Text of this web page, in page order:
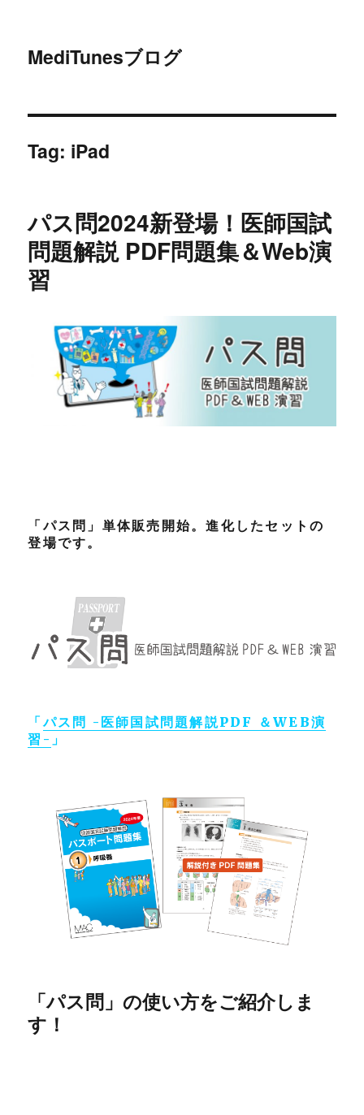
MediTunesブログ
Tag: iPad
パス問2024新登場！医師国試
問題解説 PDF問題集＆Web演
習
「パス問」単体販売開始。進化したセットの
登場です。
「パス問 -医師国試問題解説PDF ＆WEB演
習- 」
「パス問」 の使い方をご紹介しま
す！